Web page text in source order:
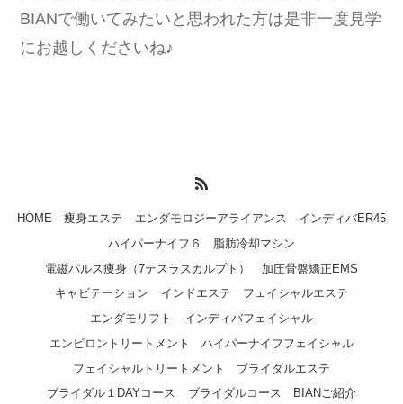
BIANで働いてみたいと思われた方は是非一度見学
にお越しくださいね♪
HOME 痩身エステ エンダモロジーアライアンス
インディバER45
ハイパーナイフ６
脂肪冷却マシン
電磁パルス痩身（7テスラスカルプト）
加圧骨盤矯正EMS
キャビテーション
インドエステ
フェイシャルエステ
エンダモリフト
インディバフェイシャル
エンビロントリートメント
ハイパーナイフフェイシャル
フェイシャルトリートメント
ブライダルエステ
ブライダル１DAYコース
ブライダルコース BIANご紹介